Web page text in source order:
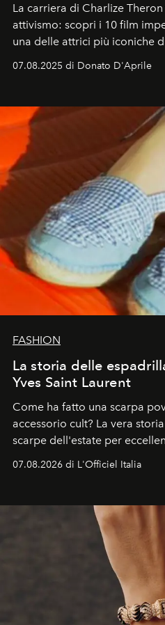
La carriera di Charlize
attivismo: scopri i 10 film
una delle attrici più iconiche
07.08.2025 di Donato D'Aprile
FASHION
La storia delle
Yves Saint Laurent
Come ha fatto una scarpa
accessorio cult? La vera
scarpe dell'estate per
07.08.2026 di L'Officiel Italia